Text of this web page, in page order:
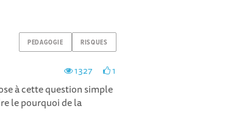
PEDAGOGIE RISQUES
1327 1
à cette question simple
le pourquoi de la